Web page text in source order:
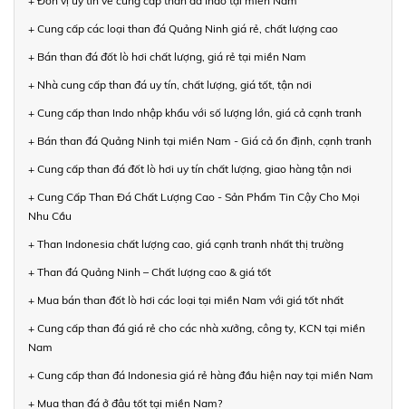
+ Cung cấp các loại than đá Quảng Ninh giá rẻ, chất lượng cao
+ Bán than đá đốt lò hơi chất lượng, giá rẻ tại miền Nam
+ Nhà cung cấp than đá uy tín, chất lượng, giá tốt, tận nơi
+ Cung cấp than Indo nhập khẩu với số lượng lớn, giá cả cạnh tranh
+ Bán than đá Quảng Ninh tại miền Nam - Giá cả ổn định, cạnh tranh
+ Cung cấp than đá đốt lò hơi uy tín chất lượng, giao hàng tận nơi
+ Cung Cấp Than Đá Chất Lượng Cao - Sản Phẩm Tin Cậy Cho Mọi
Nhu Cầu
+ Than Indonesia chất lượng cao, giá cạnh tranh nhất thị trường
+ Than đá Quảng Ninh – Chất lượng cao & giá tốt
+ Mua bán than đốt lò hơi các loại tại miền Nam với giá tốt nhất
+ Cung cấp than đá giá rẻ cho các nhà xưởng, công ty, KCN tại miền
Nam
+ Cung cấp than đá Indonesia giá rẻ hàng đầu hiện nay tại miền Nam
+ Mua than đá ở đâu tốt tại miền Nam?